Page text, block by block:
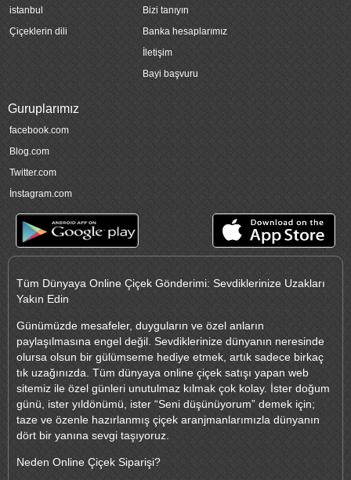
istanbul
Çiçeklerin dili
Bizi tanıyın
Banka hesaplarımız
İletişim
Bayi başvuru
Guruplarımız
facebook.com
Blog.com
Twitter.com
İnstagram.com
Tüm Dünyaya Online Çiçek Gönderimi: Sevdiklerinize Uzakları
Yakın Edin
Günümüzde mesafeler, duyguların ve özel anların
paylaşılmasına engel değil. Sevdiklerinize dünyanın neresinde
olursa olsun bir gülümseme hediye etmek, artık sadece birkaç
tık uzağınızda. Tüm dünyaya online çiçek satışı yapan web
sitemiz ile özel günleri unutulmaz kılmak çok kolay. İster doğum
günü, ister yıldönümü, ister “Seni düşünüyorum” demek için;
taze ve özenle hazırlanmış çiçek aranjmanlarımızla dünyanın
dört bir yanına sevgi taşıyoruz.
Neden Online Çiçek Siparişi?